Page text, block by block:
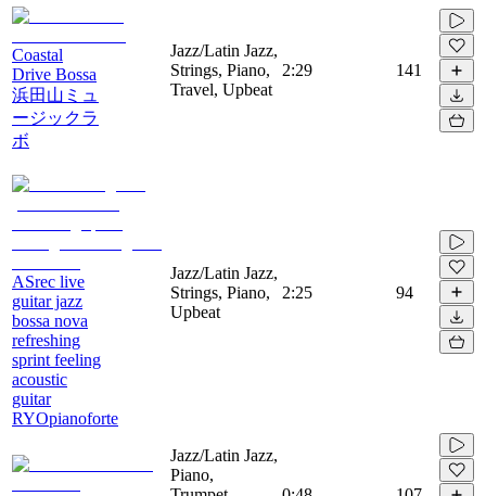
Coastal
Drive Bossa
浜田山ミュ
ージックラ
ボ
Jazz/Latin Jazz,
Strings, Piano,
Travel, Upbeat
2:29 141
ASrec live
guitar jazz
bossa nova
refreshing
sprint feeling
acoustic
guitar
RYOpianoforte
Jazz/Latin Jazz,
Strings, Piano,
Upbeat
2:25 94
Jazz/Latin Jazz,
Piano,